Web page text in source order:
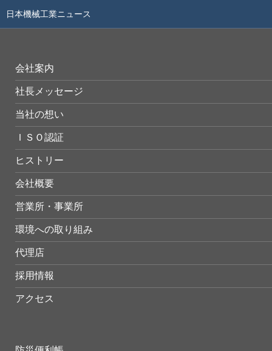
日本機械工業ニュース
会社案内
社長メッセージ
当社の想い
ＩＳＯ認証
ヒストリー
会社概要
営業所・事業所
環境への取り組み
代理店
採用情報
アクセス